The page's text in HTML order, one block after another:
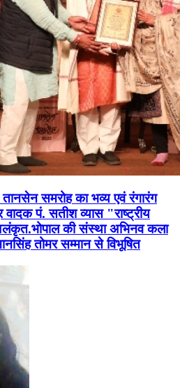
तानसेन समरोह का भव्य एवं रंगारंग
पं. सतीश व्यास "राष्ट्रीय
की संस्था अभिनव कला
तोमर सम्मान से विभूषित